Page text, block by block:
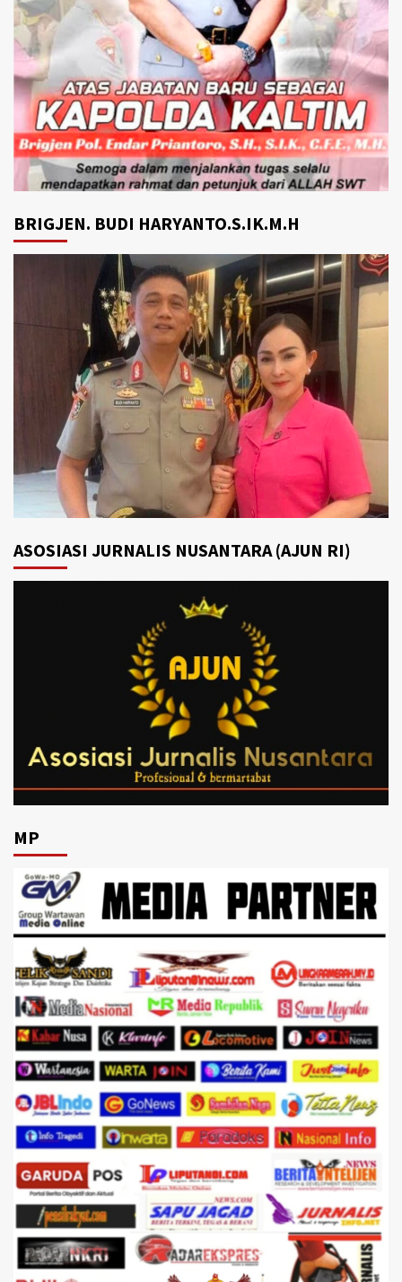
BRIGJEN. BUDI HARYANTO.S.IK.M.H
ASOSIASI JURNALIS NUSANTARA (AJUN RI)
MP